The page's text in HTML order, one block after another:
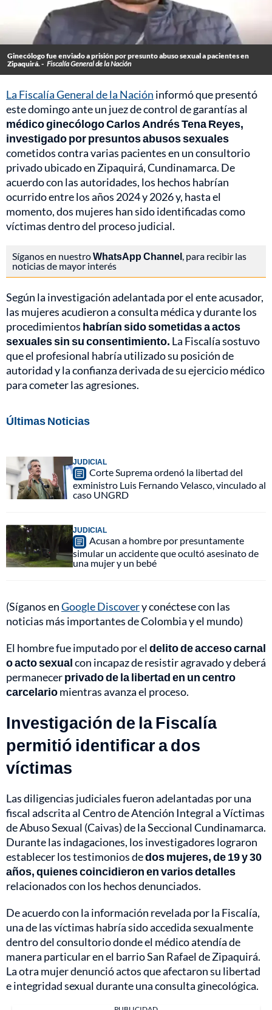
Ginecólogo fue enviado a prisión por presunto abuso sexual a pacientes en
Zipaquirá. - Fiscalía General de la Nación
La Fiscalía General de la Nación informó que presentó
este domingo ante un juez de control de garantías al
médico ginecólogo Carlos Andrés Tena Reyes,
investigado por presuntos abusos sexuales
cometidos contra varias pacientes en un consultorio
privado ubicado en Zipaquirá, Cundinamarca. De
acuerdo con las autoridades, los hechos habrían
ocurrido entre los años 2024 y 2026 y, hasta el
momento, dos mujeres han sido identificadas como
víctimas dentro del proceso judicial.
Síganos en nuestroWhatsApp Channel, para recibir las
noticias de mayor interés
Según la investigación adelantada por el ente acusador,
las mujeres acudieron a consulta médica y durante los
procedimientos habrían sido sometidas a actos
sexuales sin su consentimiento. La Fiscalía sostuvo
que el profesional habría utilizado su posición de
autoridad y la confianza derivada de su ejercicio médico
para cometer las agresiones.
Últimas Noticias
JUDICIAL
Corte Suprema ordenó la libertad del
exministro Luis Fernando Velasco, vinculado al
caso UNGRD
JUDICIAL
Acusan a hombre por presuntamente
simular un accidente que ocultó asesinato de
una mujer y un bebé
(Síganos enGoogle Discovery conéctese con las
noticias más importantes de Colombia y el mundo)
El hombre fue imputado por eldelito de acceso carnal
o acto sexualcon incapaz de resistir agravado y deberá
permanecerprivado de la libertad en un centro
carcelariomientras avanza el proceso.
Investigación de la Fiscalía
permitió identificar a dos
víctimas
Las diligencias judiciales fueron adelantadas por una
fiscal adscrita al Centro de Atención Integral a Víctimas
de Abuso Sexual (Caivas) de la Seccional Cundinamarca.
Durante las indagaciones, los investigadores lograron
establecer los testimonios dedos mujeres, de 19 y 30
años, quienes coincidieron en varios detalles
relacionados con los hechos denunciados.
De acuerdo con la información revelada por la Fiscalía,
una de las víctimas habría sido accedida sexualmente
dentro del consultorio donde el médico atendía de
manera particular en el barrio San Rafael de Zipaquirá.
La otra mujer denunció actos que afectaron su libertad
e integridad sexual durante una consulta ginecológica.